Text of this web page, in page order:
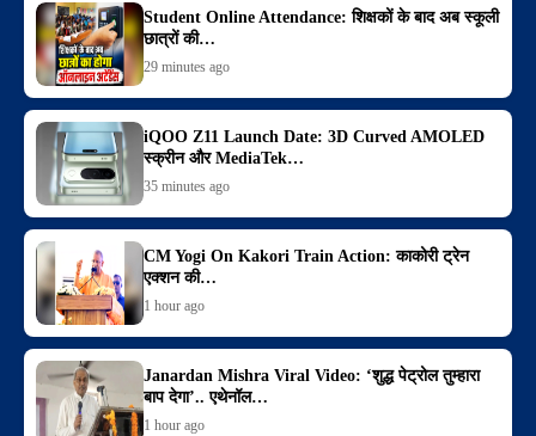
Student Online Attendance: शिक्षकों के बाद अब स्कूली
छात्रों की…
29 minutes ago
iQOO Z11 Launch Date: 3D Curved AMOLED
स्क्रीन और MediaTek…
35 minutes ago
CM Yogi On Kakori Train Action: काकोरी ट्रेन
एक्शन की…
1 hour ago
Janardan Mishra Viral Video: ‘शुद्ध पेट्रोल तुम्हारा
बाप देगा’.. एथेनॉल…
1 hour ago